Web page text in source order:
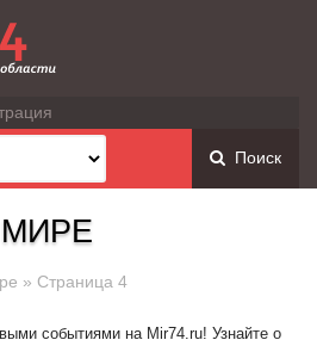
Поиск
» Страница 4
событиями на Mir74.ru! Узнайте о